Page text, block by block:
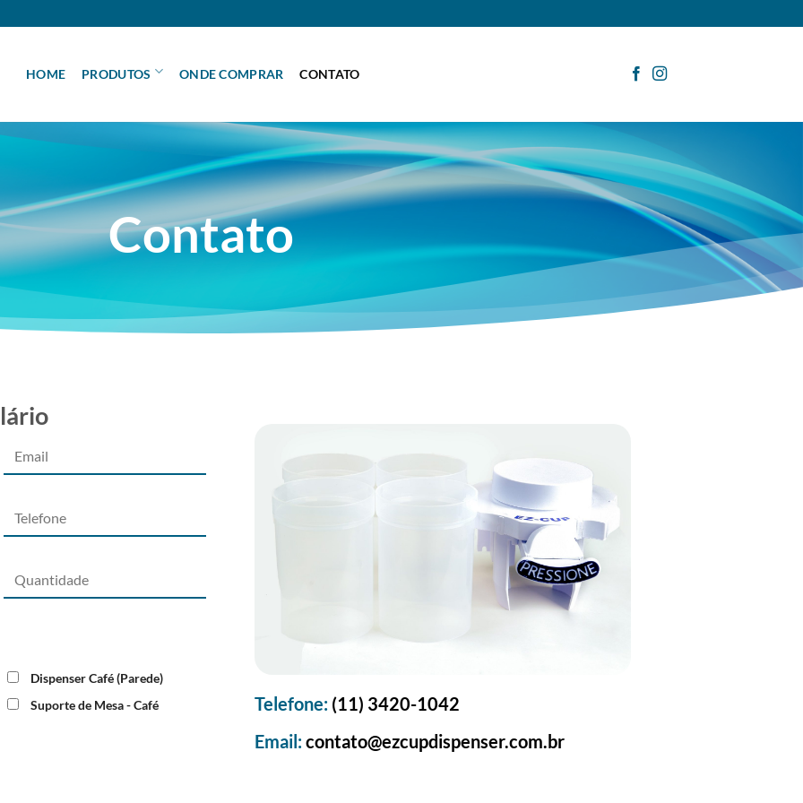
HOME PRODUTOS ONDE COMPRAR CONTATO
Contato
Dispenser Café (Parede)
Suporte de Mesa - Café
Telefone: (11) 3420-1042
Email:contato@ezcupdispenser.com.br